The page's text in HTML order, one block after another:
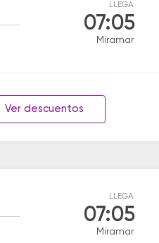
LLEGA
07:05
Miramar
Ver descuentos
LLEGA
07:05
Miramar